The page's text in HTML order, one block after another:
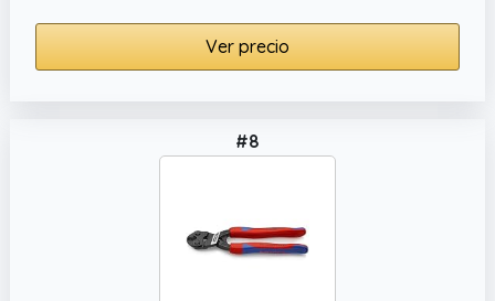
Ver precio
#8